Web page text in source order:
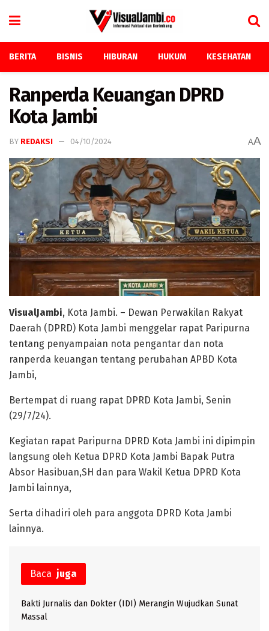
BERITA BISNIS HIBURAN HUKUM KESEHATAN
Ranperda Keuangan DPRD
Kota Jambi
BY REDAKSI 04/10/2024 AA
VisualJambi, Kota Jambi. – Dewan Perwakilan Rakyat
Daerah (DPRD) Kota Jambi menggelar rapat Paripurna
tentang penyampaian nota pengantar dan nota
ranperda keuangan tentang perubahan APBD Kota
Jambi,
Bertempat di ruang rapat DPRD Kota Jambi, Senin
(29/7/24).
Kegiatan rapat Paripurna DPRD Kota Jambi ini dipimpin
langsung oleh Ketua DPRD Kota Jambi Bapak Putra
Absor Hasibuan,SH dan para Wakil Ketua DPRD Kota
Jambi lainnya,
Serta dihadiri oleh para anggota DPRD Kota Jambi
lainnya.
Baca juga
Bakti Jurnalis dan Dokter (IDI) Merangin Wujudkan Sunat
Massal